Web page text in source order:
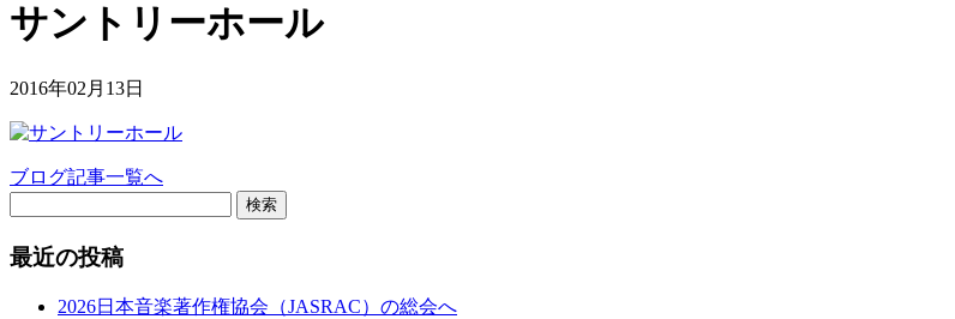
サントリーホール
2016年02月13日
ブログ記事一覧へ
検索
最近の投稿
2026日本音楽著作権協会（JASRAC）の総会へ